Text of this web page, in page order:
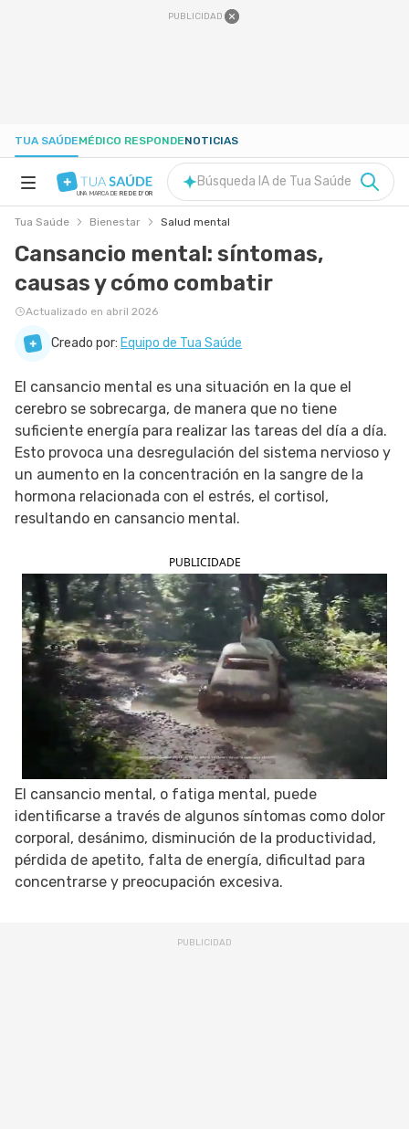
PUBLICIDAD
TUA SAÚDEMÉDICO RESPONDENOTICIAS
NUTRICIÓN
EMBARAZO
BIENESTAR
SIGUE TUA SAÚDE EN LAS REDES SOCIALES
UNA MARCA DE REDE D'OR
Búsqueda IA de Tua Saúde
Tua Saúde Bienestar Salud mental
Cansancio mental: síntomas,
causas y cómo combatir
Actualizado en abril 2026
Creado por: Equipo de Tua Saúde
El cansancio mental es una situación en la que el
cerebro se sobrecarga, de manera que no tiene
suficiente energía para realizar las tareas del día a día.
Esto provoca una desregulación del sistema nervioso y
un aumento en la concentración en la sangre de la
hormona relacionada con el estrés, el cortisol,
resultando en cansancio mental.
PUBLICIDADE
El cansancio mental, o fatiga mental, puede
identificarse a través de algunos síntomas como dolor
corporal, desánimo, disminución de la productividad,
pérdida de apetito, falta de energía, dificultad para
concentrarse y preocupación excesiva.